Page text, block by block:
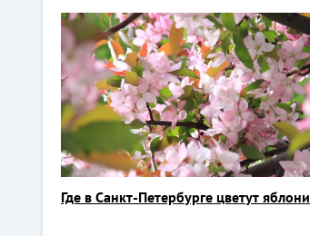
Где в Санкт-Петербурге цветут яблони